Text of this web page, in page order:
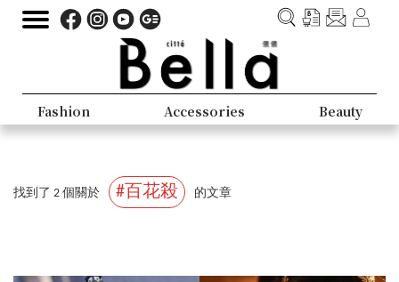
Fashion Accessories Beauty
找到了 2 個關於 #百花殺 的文章